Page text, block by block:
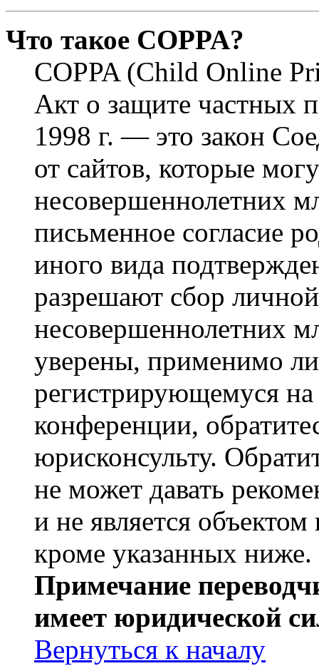
Что такое COPPA?
COPPA (Child Online
Акт о защите частных
1998 г. — это закон
от сайтов, которые
несовершеннолетних
письменное согласие
иного вида
разрешают сбор
несовершеннолетних
уверены, применимо
регистрирующемуся
конференции,
юрисконсульту.
не может давать
и не является
кроме указанных ниже.
Примечание
имеет юридической
Вернуться к началу